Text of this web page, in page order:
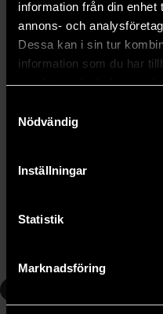
information från din
annons- och
Dessa kan i sin tur
information som du har
samlat in när du har
Nödvändig
Inställningar
Statistik
Marknadsföring
Spy X Family Vol 4
139 kr